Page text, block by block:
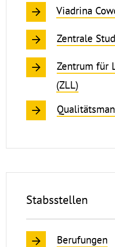
Viadrina
Zentrale
Zentrum für
(ZLL)
Stabsstellen
Berufungen